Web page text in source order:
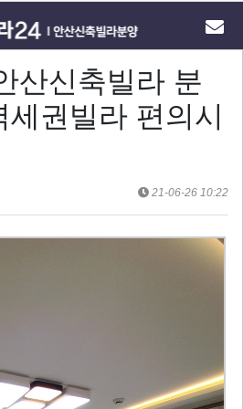
산신축빌라 분
권빌라 편의시
21-06-26 10:22